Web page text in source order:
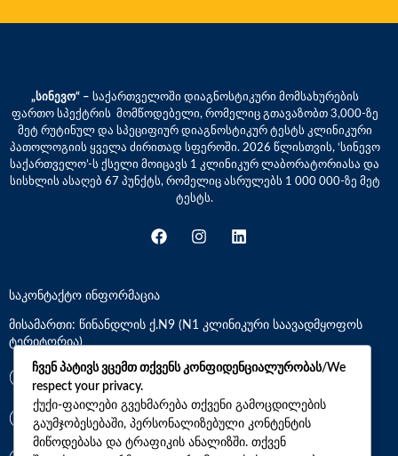
„სინევო“ – საქართველოში დიაგნოსტიკური მომსახურების
ფართო სპექტრის მომწოდებელი, რომელიც გთავაზობთ 3,000-ზე
მეტ რუტინულ და სპეციფიურ დიაგნოსტიკურ ტესტს კლინიკური
პათოლოგიის ყველა ძირითად სფეროში. 2026 წლისთვის, ‘სინევო
საქართველო’-ს ქსელი მოიცავს 1 კლინიკურ ლაბორატორიასა და
სისხლის ასაღებ 67 პუნქტს, რომელიც ასრულებს 1 000 000-ზე მეტ
ტესტს.
საკონტაქტო ინფორმაცია
მისამართი: წინანდლის ქ.N9 (N1 კლინიკური საავადმყოფოს
ტერიტორია)
*7770
+(995)32 2 800 111
ჩვენ პატივს ვცემთ თქვენს კონფიდენციალურობას/We
respect your privacy.
ქუქი-ფაილები გვეხმარება თქვენი გამოცდილების
გაუმჯობესებაში, პერსონალიზებული კონტენტის
მიწოდებასა და ტრაფიკის ანალიზში. თქვენ